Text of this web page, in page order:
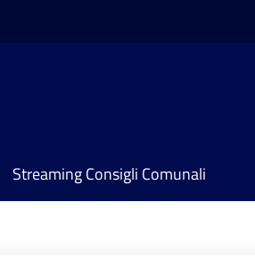
Streaming Consigli Comunali